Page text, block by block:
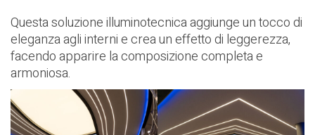
Questa soluzione illuminotecnica aggiunge un tocco di
eleganza agli interni e crea un effetto di leggerezza,
facendo apparire la composizione completa e
armoniosa.